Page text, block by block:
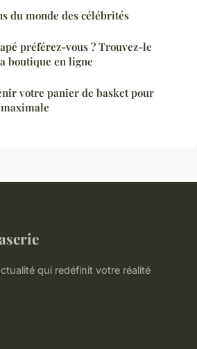
du monde des célébrités
préférez-vous ? Trouvez-le
boutique en ligne
votre panier de basket pour
qui redéfinit votre réalité